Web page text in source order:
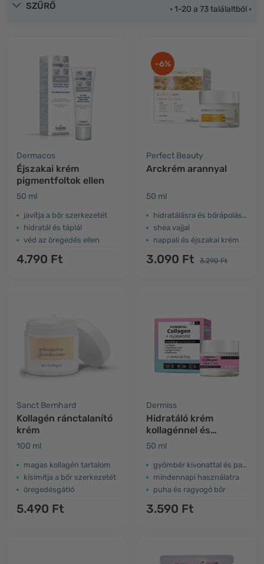
SZŰRŐ • 1-20 a 73 találaltból •
Dermacos
Éjszakai krém
pigmentfoltok ellen
50 ml
javítja a bőr szerkezetét
hidratál és táplál
véd az öregedés ellen
4.790 Ft
-6%
Perfect Beauty
Arckrém arannyal
50 ml
hidratálásra és bőrápolásra
shea vajjal
nappali és éjszakai krém
3.090 Ft 3.290 Ft
Sanct Bernhard
Kollagén ránctalanító
krém
100 ml
magas kollagén tartalom
kisimítja a bőr szerkezetét
öregedésgátló
5.490 Ft
Dermiss
Hidratáló krém
kollagénnel és
hialuronsavval
50 ml
gyömbér kivonattal és panthenollal
mindennapi használatra
puha és ragyogó bőr
3.590 Ft